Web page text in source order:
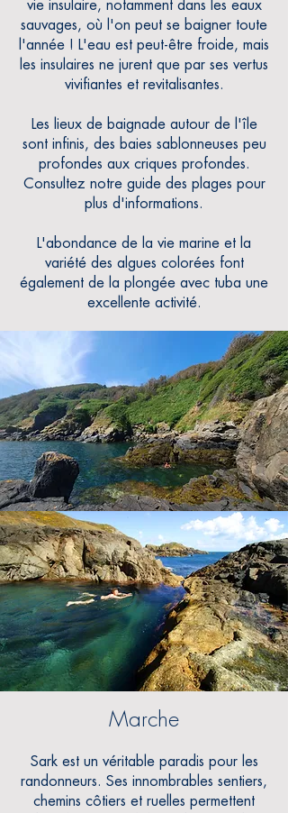
vie insulaire, notamment dans les eaux
sauvages, où l'on peut se baigner toute
l'année ! L'eau est peut-être froide, mais
les insulaires ne jurent que par ses vertus
vivifiantes et revitalisantes.
Les lieux de baignade autour de l'île
sont infinis, des baies sablonneuses peu
profondes aux criques profondes.
Consultez notre guide des plages pour
plus d'informations.
L'abondance de la vie marine et la
variété des algues colorées font
également de la plongée avec tuba une
excellente activité.
Marche
Sark est un véritable paradis pour les
randonneurs. Ses innombrables sentiers,
chemins côtiers et ruelles permettent